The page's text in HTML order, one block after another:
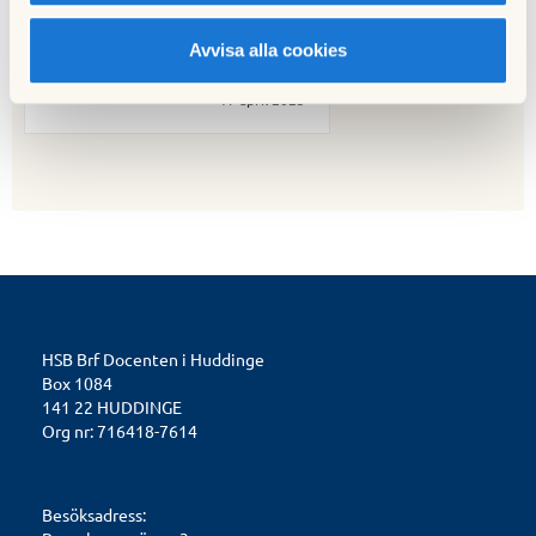
Avvisa alla cookies
Nästa nyhet
Bastu och dusch i Vita Villan
HSB Brf Docenten i Huddinge
Box 1084
141 22 HUDDINGE
Org nr: 716418-7614
Besöksadress: